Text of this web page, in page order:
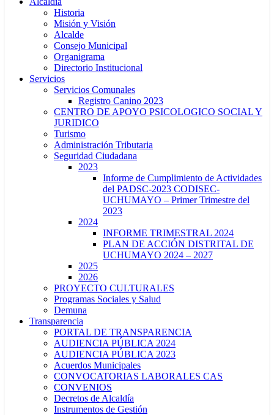
Historia
Misión y Visión
Alcalde
Consejo Municipal
Organigrama
Directorio Institucional
Servicios
Servicios Comunales
Registro Canino 2023
CENTRO DE APOYO PSICOLOGICO SOCIAL Y
JURIDICO
Turismo
Administración Tributaria
Seguridad Ciudadana
2023
Informe de Cumplimiento de Actividades
del PADSC-2023 CODISEC-
UCHUMAYO – Primer Trimestre del
2023
2024
INFORME TRIMESTRAL 2024
PLAN DE ACCIÓN DISTRITAL DE
UCHUMAYO 2024 – 2027
2025
2026
PROYECTO CULTURALES
Programas Sociales y Salud
Demuna
Transparencia
PORTAL DE TRANSPARENCIA
AUDIENCIA PÚBLICA 2024
AUDIENCIA PÚBLICA 2023
Acuerdos Municipales
CONVOCATORIAS LABORALES CAS
CONVENIOS
Decretos de Alcaldía
Instrumentos de Gestión